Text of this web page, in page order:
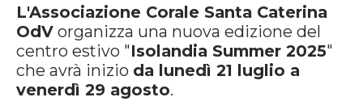
L'Associazione Corale Santa Caterina
OdV organizza una nuova edizione del
centro estivo "Isolandia Summer 2025"
che avrà inizio da lunedì 21 luglio a
venerdì 29 agosto.